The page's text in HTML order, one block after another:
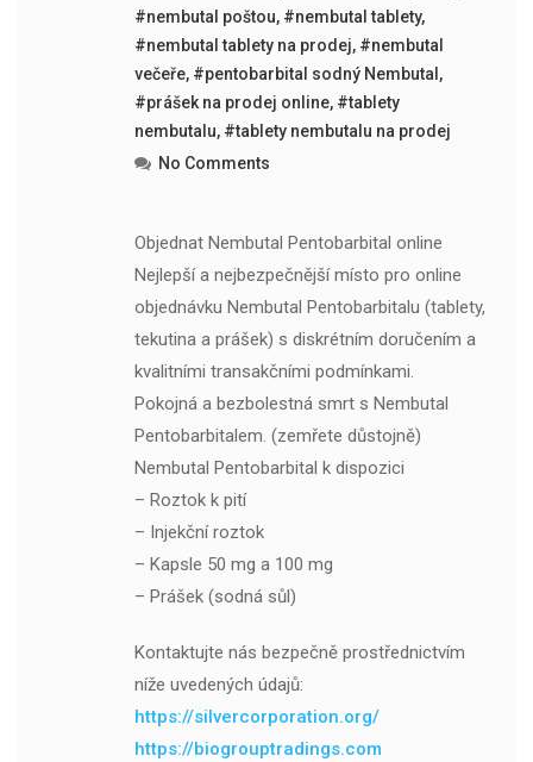
#nembutal poštou, #nembutal tablety,
#nembutal tablety na prodej, #nembutal
večeře, #pentobarbital sodný Nembutal ,
#prášek na prodej online, #tablety
nembutalu, #tablety nembutalu na prodej
No Comments
Objednat Nembutal Pentobarbital online
Nejlepší a nejbezpečnější místo pro online
objednávku Nembutal Pentobarbitalu (tablety,
tekutina a prášek) s diskrétním doručením a
kvalitními transakčními podmínkami.
Pokojná a bezbolestná smrt s Nembutal
Pentobarbitalem. (zemřete důstojně)
Nembutal Pentobarbital k dispozici
– Roztok k pití
– Injekční roztok
– Kapsle 50 mg a 100 mg
– Prášek (sodná sůl)
Kontaktujte nás bezpečně prostřednictvím
níže uvedených údajů:
https://silvercorporation.org/
https://biogrouptradings.com